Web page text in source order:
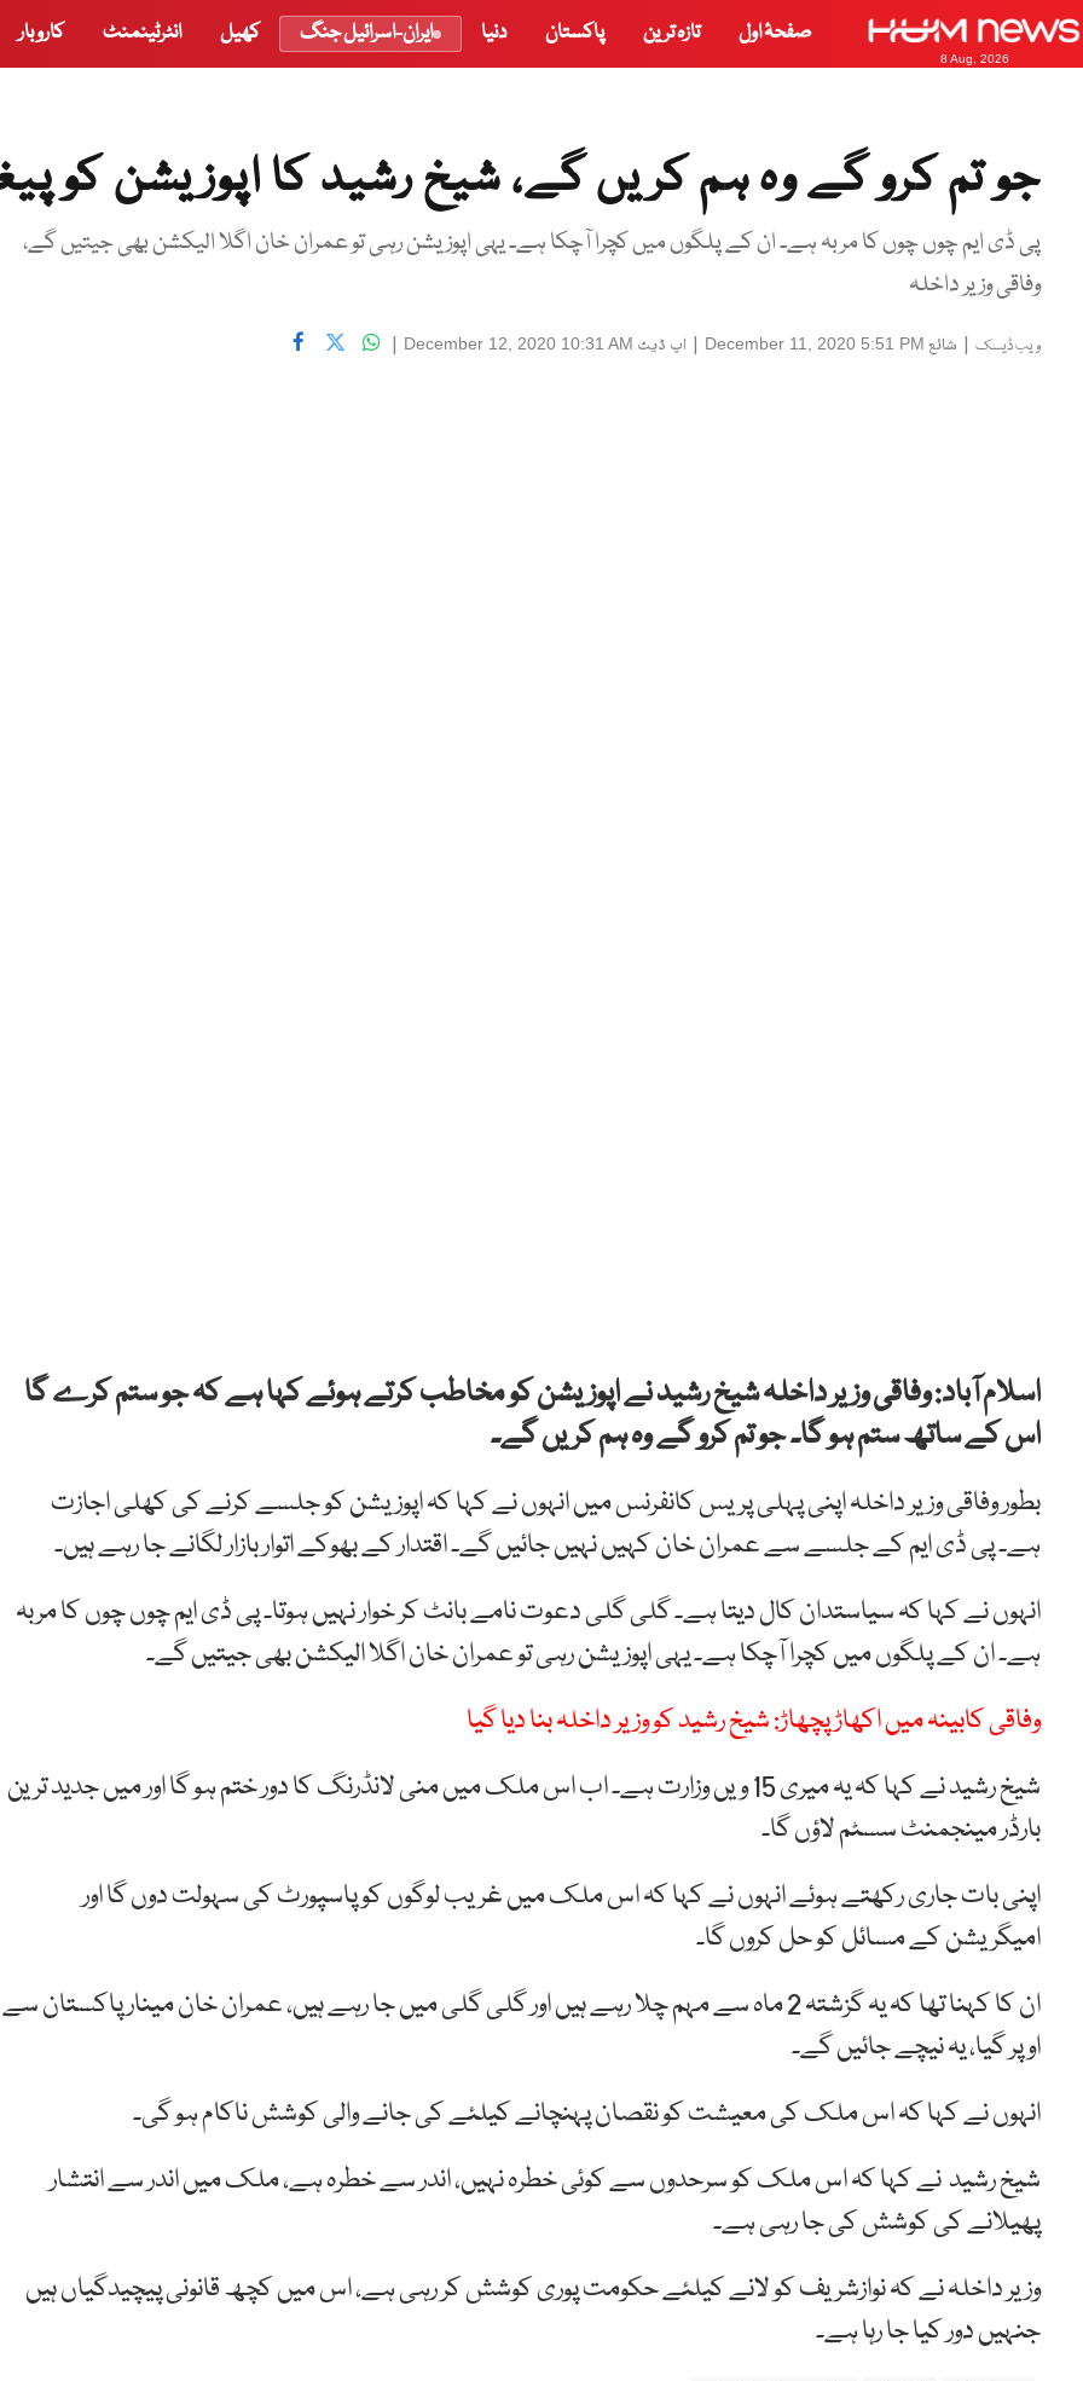
8 Aug, 2026
صفحۂ اول تازہ ترین پاکستان دنیا ایران-اسرائیل جنگ کھیل انٹرٹینمنٹ کاروبار
جو تم کرو گے وہ ہم کریں گے، شیخ رشید کا اپوزیشن کو
پی ڈی ایم چوں چوں کا مربہ ہے۔ ان کے پلگوں میں کچرا آچکا ہے۔ یہی اپوزیشن رہی تو عمران خان اگلا الیکشن بھی جیتیں گے،
وفاقی وزیر داخلہ
ویب ڈیسک | شائع December 11, 2020 5:51 PM
| اپ ڈیٹ December 12, 2020 10:31 AM
|
اسلام آباد: وفاقیوزیر داخلہشیخرشیدنےاپوزیشنکومخاطب کرتے ہوئے کہا ہے کہ جو ستم کرے گا
اس کے ساتھ ستم ہو گا۔جوتمکروگےوہہمکریںگے۔
بطور وفاقی وزیر داخلہ اپنی پہلی پریس کانفرنس میں انہوں نے کہا کہاپوزیشنکوجلسےکرنےکیکھلیاجازت
ہے۔پیڈیایمکےجلسےسےعمرانخانکہیںنہیںجائیںگے۔اقتدارکےبھوکےاتواربازارلگانےجا رہےہیں۔
انہوں نے کہا کہسیاستدانکالدیتاہے۔گلیگلیدعوتنامےبانٹکرخوارنہیںہوتا۔پیڈیایمچوںچوںکامربہ
ہے۔انکےپلگوںمیںکچراآچکاہے۔یہیاپوزیشنرہیتوعمرانخاناگلاالیکشنبھی جیتیں گے۔
وفاقی کابینہ میں اکھاڑ پچھاڑ: شیخ رشید کو وزیر داخلہ بنا دیا گیا
شیخرشید
نے کہا کہ یہ میری 15 ویں وزارت ہے۔ اب اس ملک میں منی لانڈرنگ کا دور ختم ہو گا اور میں جدید ترین
بارڈر مینجمنٹ سسٹم لاؤں گا۔
اپنی بات جاری رکھتے ہوئے انہوں نے کہا کہ اس ملک میں غریب لوگوں کو پاسپورٹ کی سہولت دوں گا اور
امیگریشن کے مسائل کو حل کروں گا۔
ان کا کہنا تھا کہ یہ گزشتہ 2 ماہ سے مہم چلا رہے ہیں اور گلی گلی میں جا رہے ہیں، عمران خان مینار پاکستان سے
اوپر گیا، یہ نیچے جائیں گے۔
انہوں نے کہا کہ اس ملک کی معیشت کو نقصان پہنچانے کیلئے کی جانے والی کوشش ناکام ہو گی۔
شیخرشید نے کہا کہ اس ملک کو سرحدوں سے کوئی خطرہ نہیں، اندر سے خطرہ ہے، ملک میں اندر سے انتشار
پھیلانے کی کوشش کی جا رہی ہے۔
وزیر داخلہ نے کہ نوازشریف کو لانے کیلئے حکومت پوری کوشش کر رہی ہے، اس میں کچھ قانونی پیچیدگیاں ہیں
جنہیں دور کیا جا رہا ہے۔